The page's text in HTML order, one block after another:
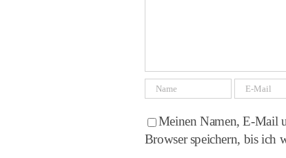
Meinen Namen, E-Mail
Browser speichern, bis ich